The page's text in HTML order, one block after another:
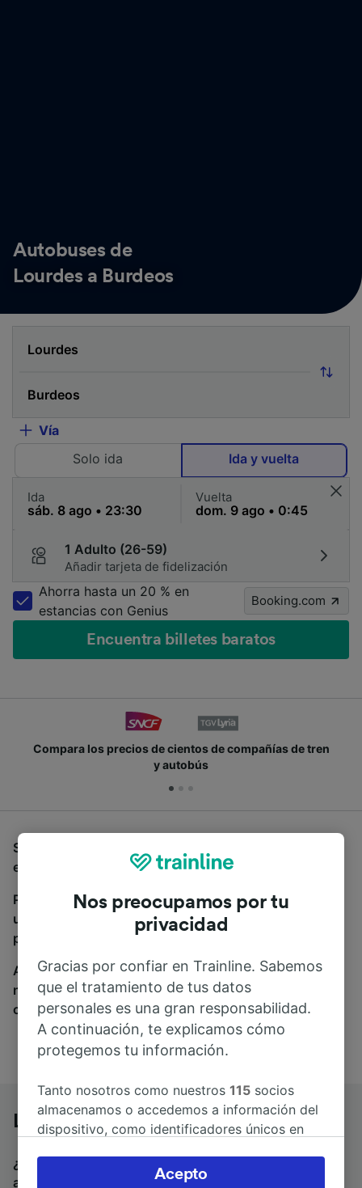
Autobuses de
Lourdes a Burdeos
Vía
Solo ida
Ida y vuelta
Ida Vuelta
1 Adulto (26-59)
Añadir tarjeta de fidelización
Ahorra hasta un 20 % en
estancias con Genius
Booking.com
Encuentra billetes baratos
Compara los precios de cientos de compañías de tren
y autobús
Si estás buscando autobuses de Lourdes a Burdeos,
estás en el sitio adecuado.
Para encontrar billetes de autobús, simplemente haz
una búsqueda y nosotros compararemos horarios y
precios tanto de tren como de autobús.
A donde quiera que vayas, tu viaje empieza con
nosotros. Encuentra billetes de más de 170
compañías de tren y autobús.
Lourdes a Burdeos en autobús
¿Estás buscando un billete de vuelta para volver en
autobús? Visita
autobuses de Burdeos a Lourdes
Nos preocupamos por tu
privacidad
Gracias por confiar en Trainline. Sabemos
que el tratamiento de tus datos
personales es una gran responsabilidad.
A continuación, te explicamos cómo
protegemos tu información.
Tanto nosotros como nuestros115 socios
almacenamos o accedemos a información del
dispositivo, como identificadores únicos en
Puedes aceptar o administrar tus preferencias
Acepto